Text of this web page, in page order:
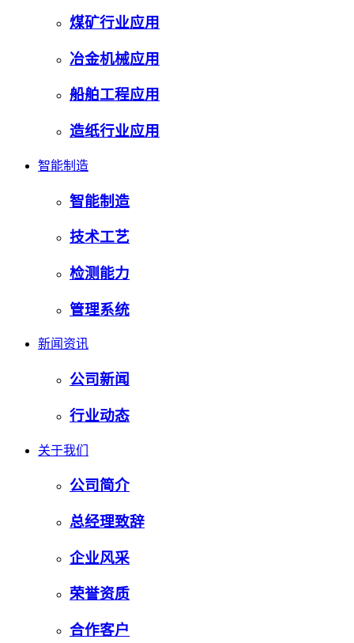
煤矿行业应用
冶金机械应用
船舶工程应用
造纸行业应用
智能制造
智能制造
技术工艺
检测能力
管理系统
新闻资讯
公司新闻
行业动态
关于我们
公司简介
总经理致辞
企业风采
荣誉资质
合作客户